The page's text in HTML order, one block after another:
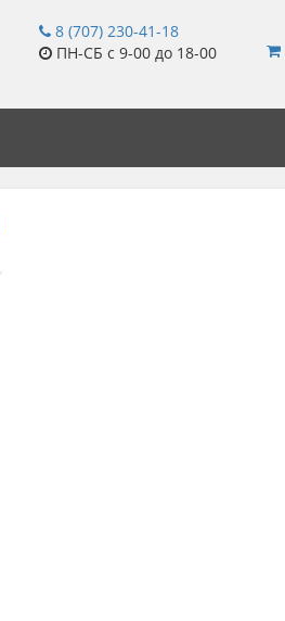
8 (707) 230-41-18
ПН-СБ с 9-00 до 18-00